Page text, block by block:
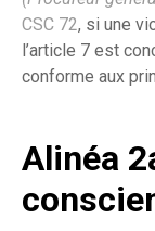
CSC 72, si une
l’article 7 est
conforme aux
Alinéa